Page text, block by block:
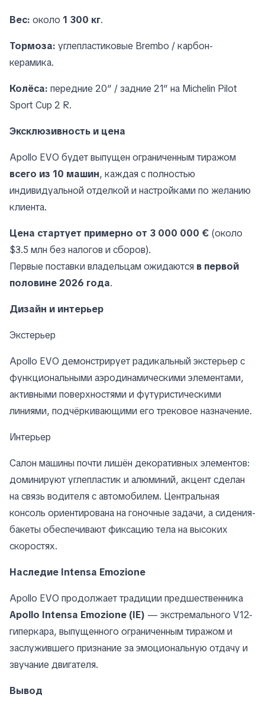
Вес: около 1 300 кг.
Тормоза: углепластиковые Brembo / карбон-
керамика.
Колёса: передние 20″ / задние 21″ на Michelin Pilot
Sport Cup 2 R.
Эксклюзивность и цена
Apollo EVO будет выпущен ограниченным тиражом
всего из 10 машин, каждая с полностью
индивидуальной отделкой и настройками по желанию
клиента.
Цена стартует примерно от 3 000 000 € (около
$3.5 млн без налогов и сборов).
Первые поставки владельцам ожидаются в первой
половине 2026 года.
Дизайн и интерьер
Экстерьер
Apollo EVO демонстрирует радикальный экстерьер с
функциональными аэродинамическими элементами,
активными поверхностями и футуристическими
линиями, подчёркивающими его трековое назначение.
Интерьер
Салон машины почти лишён декоративных элементов:
доминируют углепластик и алюминий, акцент сделан
на связь водителя с автомобилем. Центральная
консоль ориентирована на гоночные задачи, а сидения-
бакеты обеспечивают фиксацию тела на высоких
скоростях.
Наследие Intensa Emozione
Apollo EVO продолжает традиции предшественника
Apollo Intensa Emozione (IE) — экстремального V12-
гиперкара, выпущенного ограниченным тиражом и
заслужившего признание за эмоциональную отдачу и
звучание двигателя.
Вывод